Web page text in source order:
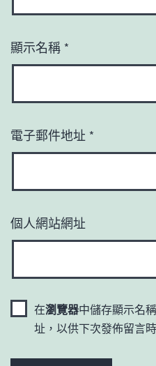
顯示名稱 *
電子郵件地址 *
個人網站網址
在瀏覽器中儲存顯示名
址，以供下次發佈留言